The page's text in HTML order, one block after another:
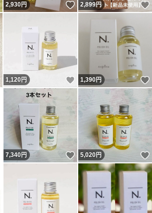
いいね！
2,930円 いいね！
2,899円
いいね！
1,120 円 いいね！
1,390円
いいね！
7,340円 いいね！
5,020円